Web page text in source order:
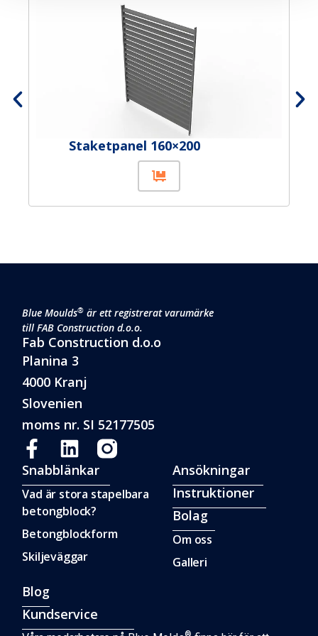
Staketpanel 160×200
Blue Moulds® är ett registrerat varumärke
till FAB Construction d.o.o.
Fab Construction d.o.o
Planina 3
4000 Kranj
Slovenien
moms nr. SI 52177505
Snabblänkar
Vad är stora stapelbara
betongblock?
Betongblockform
Skiljeväggar
Ansökningar
Instruktioner
Bolag
Om oss
Galleri
Blog
Kundservice